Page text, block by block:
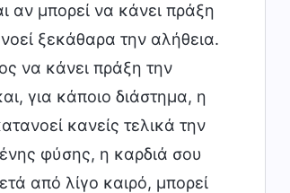
αν μπορεί να κάνει πράξη
ξεκάθαρα την αλήθεια.
να κάνει πράξη την
για κάποιο διάστημα, η
κανείς τελικά την
φύσης, η καρδιά σου
από λίγο καιρό, μπορεί